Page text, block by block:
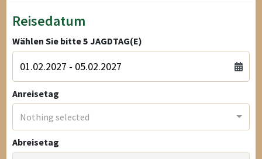
Reisedatum
Wählen Sie bitte5 JAGDTAG(E)
Anreisetag
Nothing selected
Abreisetag